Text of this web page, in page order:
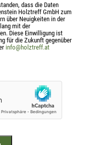
dass die Daten
Holztreff GmbH zum
über Neuigkeiten in der
mit der
Diese Einwilligung ist
für die Zukunft gegenüber
info@holztreff.at